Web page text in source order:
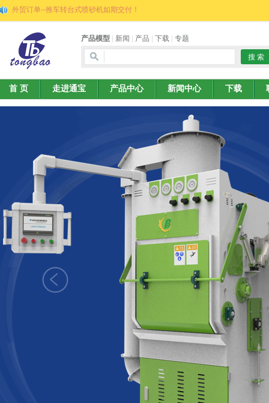
外贸订单--推车转台式喷砂机如期交付！
产品模型 新闻 产品 下载 专题
首 页 走进通宝 产品中心 新闻中心 下载